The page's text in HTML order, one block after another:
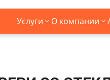
Услуги О компании